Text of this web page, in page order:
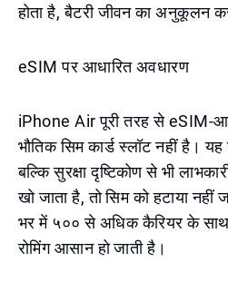
होता है, बैटरी जीवन का अनुकूलन
eSIM पर आधारित अवधारण
iPhone Air पूरी तरह से eSIM-
भौतिक सिम कार्ड स्लॉट नहीं है।
बल्कि सुरक्षा दृष्टिकोण से भी
खो जाता है, तो सिम को हटाया
भर में ५०० से अधिक कैरियर के
रोमिंग आसान हो जाती है।